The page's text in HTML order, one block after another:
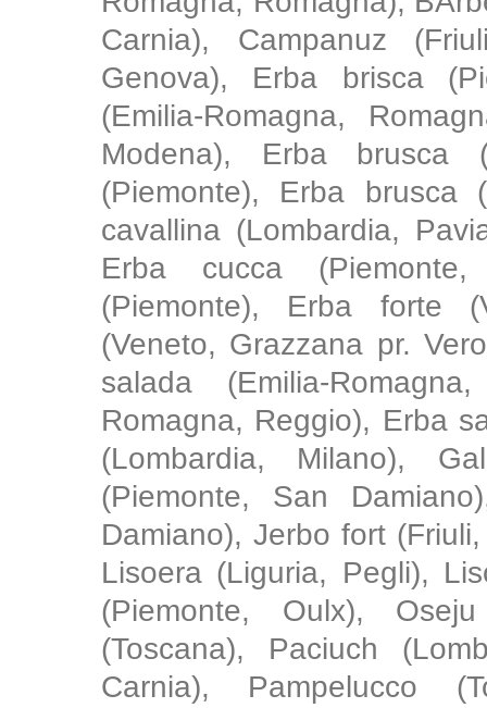
Carnia), Campanuz
Genova), Erba brisca
(Emilia-Romagna,
Modena), Erba brusca
(Piemonte), Erba brusca
cavallina (Lombardia,
Erba cucca
(Piemonte), Erba forte
(Veneto, Grazzana pr.
salada (Emilia-
Romagna, Reggio), Erba
(Lombardia, Milano),
(Piemonte, San
Damiano), Jerbo fort
Lisoera (Liguria, Pegli),
(Piemonte, Oulx),
(Toscana), Paciuch
Carnia), Pampelucco